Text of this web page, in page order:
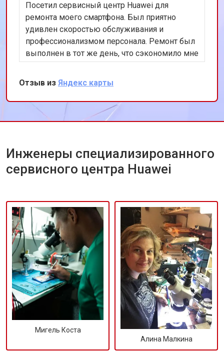
Посетил сервисный центр Huawei для
ремонта моего смартфона. Был приятно
удивлен скоростью обслуживания и
профессионализмом персонала. Ремонт был
выполнен в тот же день, что сэкономило мне
много времени. Особенно порадовало
использование оригинальных запчастей,
благодаря чему телефон работает как новый.
Рекомендую этот сервис всем владельцам
техники Huawei.
Отзыв из Яндекс карты
Инженеры специализированного
сервисного центра Huawei
Мигель Коста
Алина Малкина